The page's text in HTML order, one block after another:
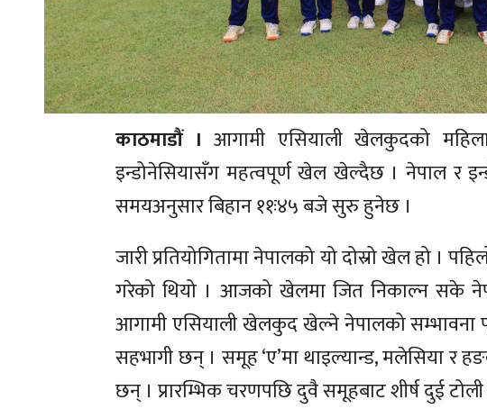
काठमाडौं । आगामी एसियाली खेलकुदको महिला
इन्डोनेसियासँग महत्वपूर्ण खेल खेल्दैछ । नेपाल र
समयअनुसार बिहान ११ः४५ बजे सुरु हुनेछ ।
जारी प्रतियोगितामा नेपालको यो दोस्रो खेल हो
गरेको थियो । आजको खेलमा जित निकाल्न सके
आगामी एसियाली खेलकुद खेल्ने नेपालको सम्भावना
सहभागी छन् । समूह ‘ए’मा थाइल्यान्ड, मलेसिया र
छन् । प्रारम्भिक चरणपछि दुवै समूहबाट शीर्ष दुई